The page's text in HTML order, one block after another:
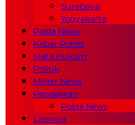
Surabaya
Yogyakarta
Polda News
Kabar Polres
Mata Hukum
Politik
Militer News
Pendidikan
Polda News
Lainnya